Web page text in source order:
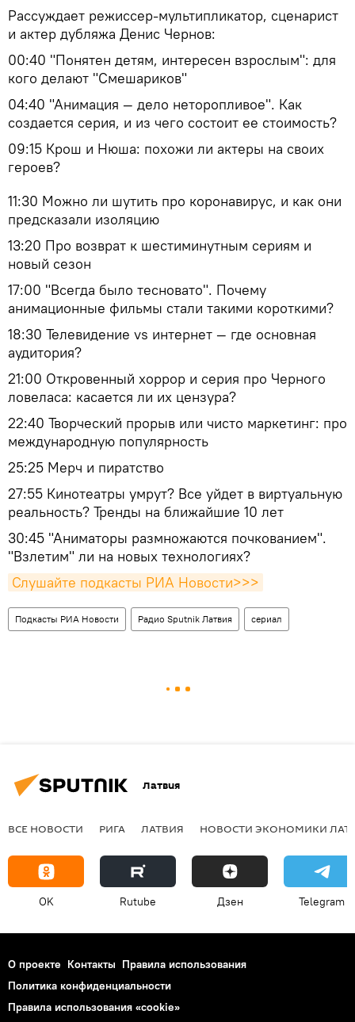
Рассуждает режиссер-мультипликатор, сценарист
и актер дубляжа Денис Чернов:
00:40 "Понятен детям, интересен взрослым": для
кого делают "Смешариков"
04:40 "Анимация — дело неторопливое". Как
создается серия, и из чего состоит ее стоимость?
09:15 Крош и Нюша: похожи ли актеры на своих
героев?
11:30 Можно ли шутить про коронавирус, и как они
предсказали изоляцию
13:20 Про возврат к шестиминутным сериям и
новый сезон
17:00 "Всегда было тесновато". Почему
анимационные фильмы стали такими короткими?
18:30 Телевидение vs интернет — где основная
аудитория?
21:00 Откровенный хоррор и серия про Черного
ловеласа: касается ли их цензура?
22:40 Творческий прорыв или чисто маркетинг: про
международную популярность
25:25 Мерч и пиратство
27:55 Кинотеатры умрут? Все уйдет в виртуальную
реальность? Тренды на ближайшие 10 лет
30:45 "Аниматоры размножаются почкованием".
"Взлетим" ли на новых технологиях?
Слушайте подкасты РИА Новости>>>
Подкасты РИА Новости Радио Sputnik Латвия сериал
Латвия
ВСЕ НОВОСТИ РИГА ЛАТВИЯ НОВОСТИ ЭКОНОМИКИ
OK Rutube Дзен Telegram
О проекте Контакты Правила использования
Политика конфиденциальности
Правила использования «cookie»